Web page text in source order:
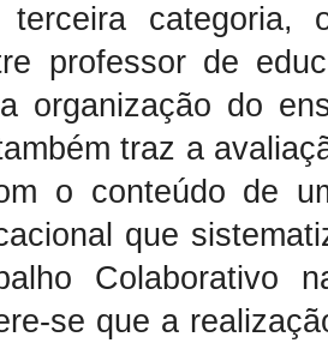
terceira categoria,
professor de
organização do
traz a
o conteúdo de
que
Colaborativo
se que a